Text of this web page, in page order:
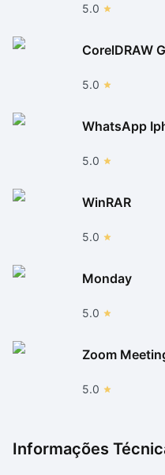
5.0
CorelDRAW
5.0
WhatsApp
5.0
WinRAR
5.0
Monday
5.0
Zoom
5.0
Informações